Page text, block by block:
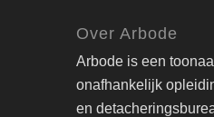
Over Arbode
Arbode is een
onafhankelijk
en